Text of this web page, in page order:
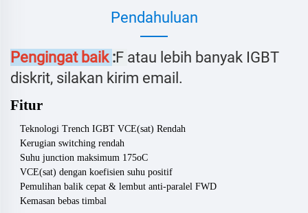
Pendahuluan
Pengingat baik :F atau lebih banyak IGBT
diskrit, silakan kirim email.
Fitur
Teknologi Trench IGBT VCE(sat) Rendah
Kerugian switching rendah
Suhu junction maksimum 175oC
VCE(sat) dengan koefisien suhu positif
Pemulihan balik cepat & lembut anti-paralel FWD
Kemasan bebas timbal